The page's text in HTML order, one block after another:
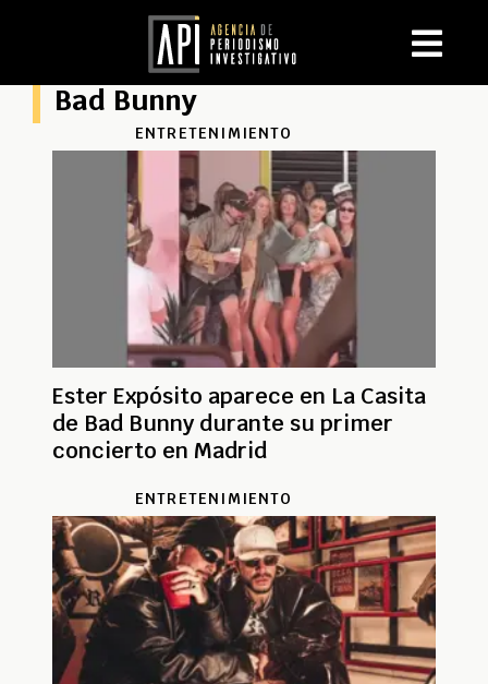
Bad Bunny
ENTRETENIMIENTO
Ester Expósito aparece en La Casita
de Bad Bunny durante su primer
concierto en Madrid
ENTRETENIMIENTO